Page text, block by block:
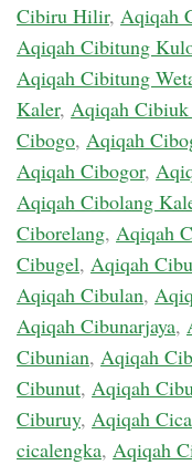
Cibiru Hilir, Aqiqah
Aqiqah Cibitung
Aqiqah Cibitung
Kaler, Aqiqah
Cibogo, Aqiqah
Aqiqah Cibogor,
Aqiqah Cibolang
Ciborelang, Aqiqah
Cibugel, Aqiqah
Aqiqah Cibulan,
Aqiqah Cibunarjaya,
Cibunian, Aqiqah
Cibunut, Aqiqah
Ciburuy, Aqiqah
cicalengka, Aqiqah